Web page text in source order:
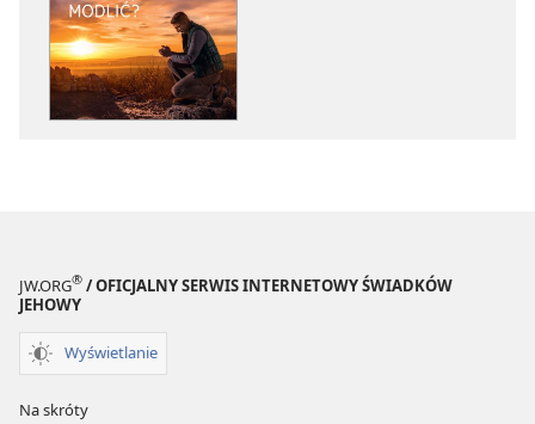
JW.ORG® / OFICJALNY SERWIS INTERNETOWY ŚWIADKÓW
JEHOWY
Wyświetlanie
Na skróty